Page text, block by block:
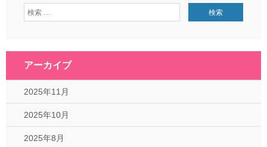
アーカイブ
2025年11月
2025年10月
2025年8月